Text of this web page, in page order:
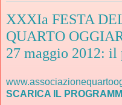
XXXIa FESTA
QUARTO
27 maggio 2012: il
SCARICA IL